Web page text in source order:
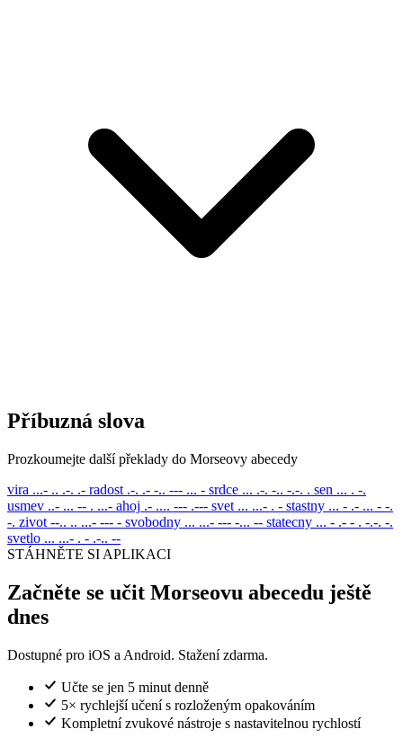
Příbuzná slova
Prozkoumejte další překlady do Morseovy abecedy
vira ...- .. .-. .- radost .-. .- -.. --- ... - srdce ... .-. -.. -.-. . sen ... . -.
usmev ..- ... -- . ...- ahoj .- .... --- .--- svet ... ...- . - stastny ... - .- ... - -.
-. zivot --.. .. ...- --- - svobodny ... ...- --- -... -- statecny ... - .- - . -.-. -.
svetlo ... ...- . - .-.. --
STÁHNĚTE SI APLIKACI
Začněte se učit Morseovu abecedu ještě
dnes
Dostupné pro iOS a Android. Stažení zdarma.
Učte se jen 5 minut denně
5× rychlejší učení s rozloženým opakováním
Kompletní zvukové nástroje s nastavitelnou rychlostí